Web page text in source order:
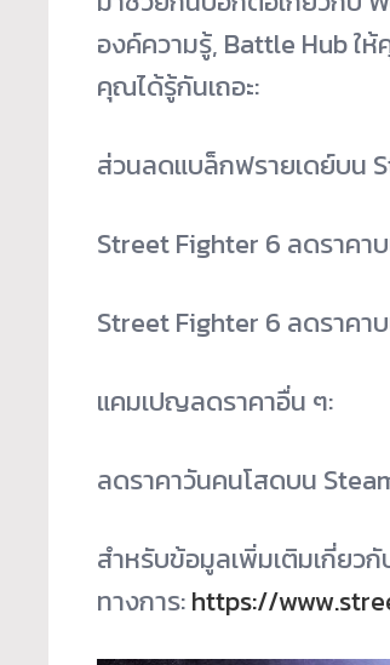
องค์ความรู้, Battle Hub ใ
คุณได้รู้กันเถอะ:
ส่วนลดแบล็กฟรายเดย์บน
Street Fighter 6 ลดราคา
Street Fighter 6 ลดราคา
แคมเปญลดราคาอื่น ๆ:
ลดราคาวันคนโสดบน
สำหรับข้อมูลเพิ่มเติมเกี่ยว
ทางการ:https://